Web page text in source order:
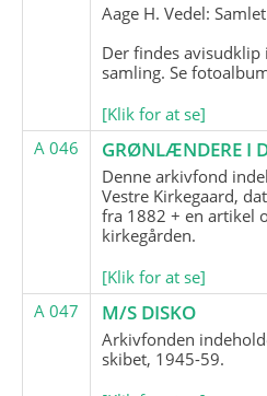
Aage H. Vedel:
Der findes
samling. Se
[Klik for at se]
A 046
GRØNLÆNDERE I
Denne arkivfond
Vestre Kirkegaard,
fra 1882 + en artikel
kirkegården.
[Klik for at se]
A 047
M/S DISKO
Arkivfonden
skibet, 1945-59.